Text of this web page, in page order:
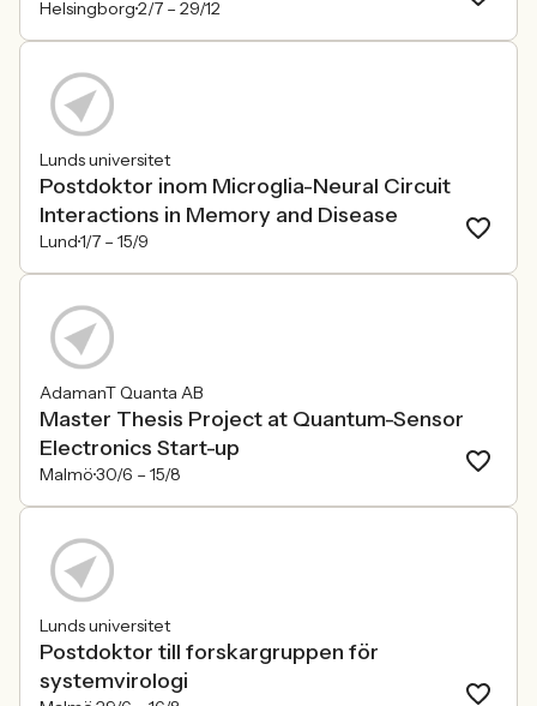
Helsingborg2/7 – 29/12
Lunds universitet
Postdoktor inom Microglia-Neural Circuit
Interactions in Memory and Disease
Lund1/7 – 15/9
AdamanT Quanta AB
Master Thesis Project at Quantum-Sensor
Electronics Start-up
Malmö30/6 – 15/8
Lunds universitet
Postdoktor till forskargruppen för
systemvirologi